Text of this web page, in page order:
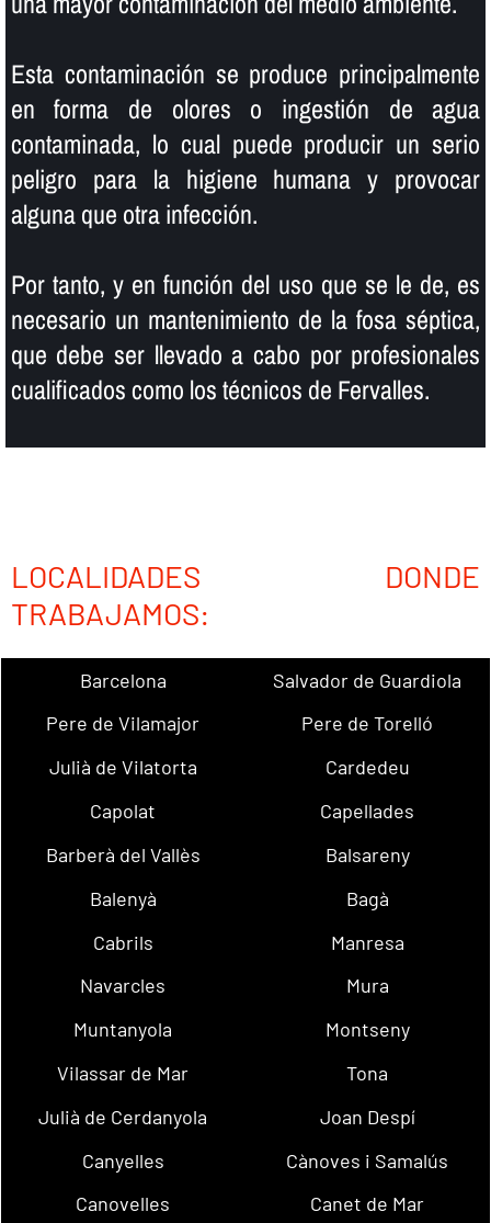
Esta contaminación se produce principalmente
en forma de olores o ingestión de agua
contaminada, lo cual puede producir un serio
peligro para la higiene humana y provocar
alguna que otra infección.
Por tanto, y en función del uso que se le de, es
necesario un mantenimiento de la fosa séptica,
que debe ser llevado a cabo por profesionales
cualificados como los técnicos de Fervalles.
LOCALIDADES DONDE
TRABAJAMOS:
Barcelona
Salvador de Guardiola
Pere de Vilamajor
Pere de Torelló
Julià de Vilatorta
Cardedeu
Capolat
Capellades
Barberà del Vallès
Balsareny
Balenyà
Bagà
Cabrils
Manresa
Navarcles
Mura
Muntanyola
Montseny
Vilassar de Mar
Tona
Julià de Cerdanyola
Joan Despí
Canyelles
Cànoves i Samalús
Canovelles
Canet de Mar